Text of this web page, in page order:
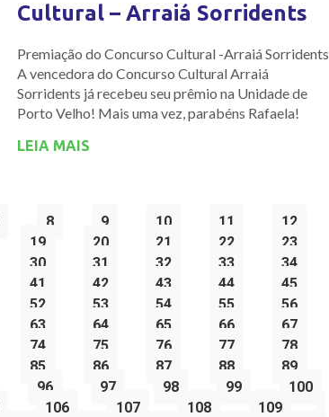
Cultural – Arraiá Sorridents
Premiação do Concurso Cultural -Arraiá Sorridents
A vencedora do Concurso Cultural Arraiá
Sorridents já recebeu seu prêmio na Unidade de
Porto Velho! Mais uma vez, parabéns Rafaela!
LEIA MAIS
8 9 10 11
12
19 20 21 22
23
30 31 32 33
34
41 42 43 44
45
52 53 54 55
56
63 64 65 66
67
74 75 76 77
78
85 86 87 88
89
96 97 98 99
100
106 107 108
109